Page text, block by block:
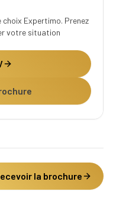
Expertimo. Prenez
votre situation
la brochure